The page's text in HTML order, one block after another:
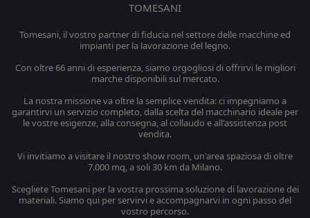
TOMESANI
Tomesani, il vostro partner di fiducia nel settore delle macchine ed
impianti per la lavorazione del legno.
Con oltre 66 anni di esperienza, siamo orgogliosi di offrirvi le migliori
marche disponibili sul mercato.
La nostra missione va oltre la semplice vendita: ci impegniamo a
garantirvi un servizio completo, dalla scelta del macchinario ideale per
le vostre esigenze, alla consegna, al collaudo e all'assistenza post
vendita.
Vi invitiamo a visitare il nostro show room, un'area spaziosa di oltre
7.000 mq, a soli 30 km da Milano.
Scegliete Tomesani per la vostra prossima soluzione di lavorazione dei
materiali. Siamo qui per servirvi e accompagnarvi in ogni passo del
vostro percorso.